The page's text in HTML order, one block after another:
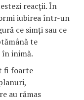
reacții. În
iubirea într-un
ce simți sau ce
te
inimă.
fi foarte
au rămas